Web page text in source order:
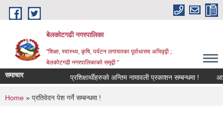
Skip to main content
बेलकोटगढी नगरपालिका
"शिक्षा, स्वास्थ्य, कृषि, पर्यटन लगायतका पूर्वाधारमा अभिवृद्वी ;
बेलकोटगढी नगरपालिकाको समृद्वी "
समाचार प्रशिक्षार्थीहरुको अन्तिम नामावली प्रकाशन सम्बन्धमा ! आ.व.
You are here
Home » प्रतिवेदन पेश गर्ने सम्बन्धमा !